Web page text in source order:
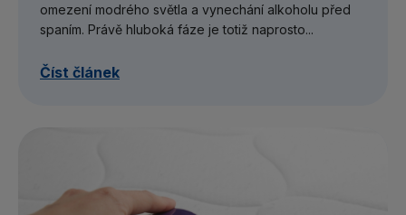
omezení modrého světla a vynechání alkoholu před
spaním. Právě hluboká fáze je totiž naprosto...
Číst článek